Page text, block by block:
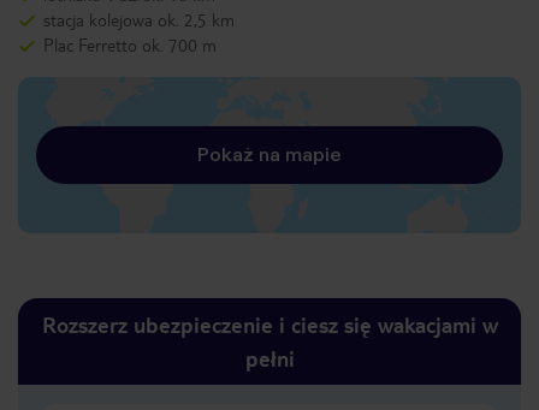
stacja kolejowa ok. 2,5 km
Plac Ferretto ok. 700 m
Pokaż na mapie
Rozszerz ubezpieczenie i ciesz się wakacjami w
pełni